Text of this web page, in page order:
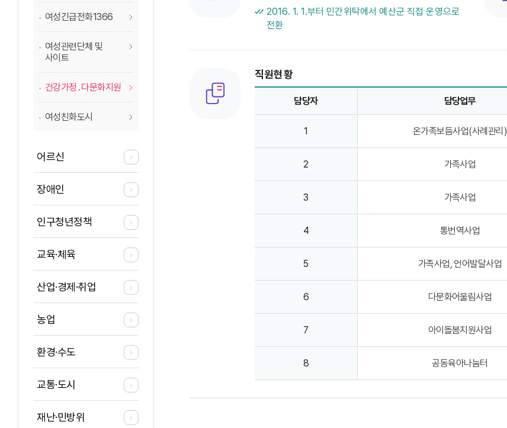
여성긴급전화1366
여성관련단체 및
사이트
건강가정․다문화지원
여성친화도시
어르신
장애인
인구청년정책
교육·체육
산업·경제·취업
농업
환경·수도
교통·도시
재난·민방위
2016. 1. 1.부터 민간위탁에서 예산군 직접 운영으로
전환
직원현황
예산군 가족센터 - 담당자, 담당업무, 전화번호 정보제공
담당자 담당업무
1 온가족보듬사업(사례관리)
2 가족사업
3 가족사업
4 통번역사업
5 가족사업, 언어발달사업
6 다문화어울림사업
7 아이돌봄지원사업
8 공동육아나눔터